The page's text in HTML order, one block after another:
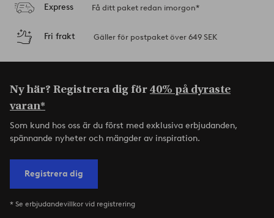
Express Få ditt paket redan imorgon*
Fri frakt Gäller för postpaket över 649 SEK
Ny här? Registrera dig för40% på dyraste
varan*
Som kund hos oss är du först med exklusiva erbjudanden,
spännande nyheter och mängder av inspiration.
Registrera dig
* Se erbjudandevillkor vid registrering